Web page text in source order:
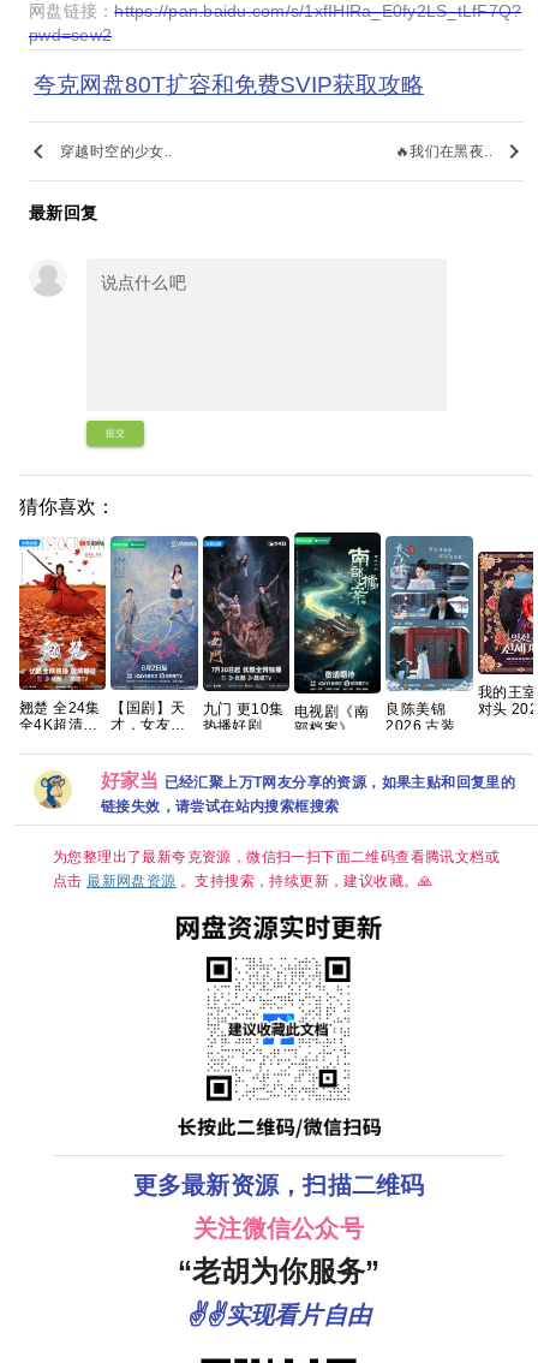
网盘链接：https://pan.baidu.com/s/1xfIHlRa_E0fy2LS_tLfF7Q?
pwd=sew2
夸克网盘80T扩容和免费SVIP获取攻略
keyboard_arrow_left 穿越时空的少女.. 🔥我们在黑夜.. keyboard_arrow_right
最新回复
提交
猜你喜欢：
翘楚 全24集
全4K超清
字】【SDR
DDP5.1】
【完结】网
盘资源观看
【国剧】天
才，女友
至最新】
【2016P】
【田曦薇 / 胡
一天主演】
九门 更10集
热播好剧 4K
百度网盘+】
电视剧《南
部档案》免
网盘资源分
享
良陈美锦
2026 古装
思成 已更最
新 夸克
我的王
对头
情】 【
妍 / 许南
【韩剧中
好家当 已经汇聚上万T网友分享的资源，如果主贴和回复里的
链接失效，请尝试在站内搜索框搜索
为您整理出了最新夸克资源，微信扫一扫下面二维码查看腾讯文档或
点击最新网盘资源 。支持搜索，持续更新，建议收藏。🙏
更多最新资源，扫描二维码
关注微信公众号
“老胡为你服务”
✌✌实现看片自由